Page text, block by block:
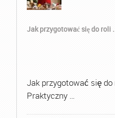
Jak przygotować się do roli
Jak przygotować się do
Praktyczny …